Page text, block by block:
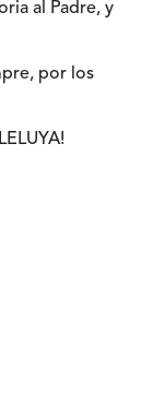
al Padre, y
por los